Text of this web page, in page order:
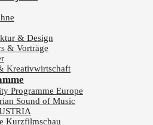
& Design
& Vorträge
Kreativwirtschaft
Programme Europe
Sound of Music
Kurzfilmschau